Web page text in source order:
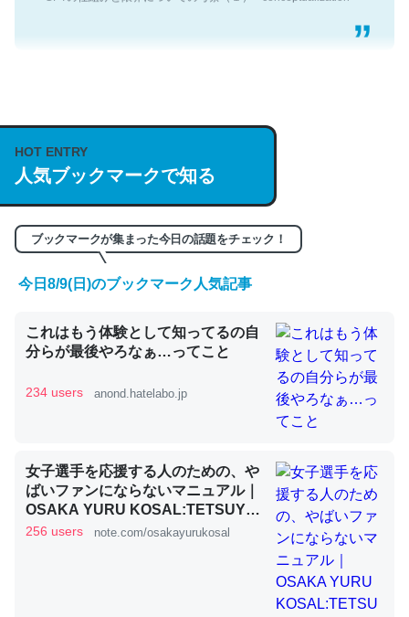
説してる記事が少ないので貴重な良記事。/続編来た
https://isobe324649.hatenablog.com/entry/2023/03/27
/064121
─GPTの仕組みと限界についての考察（１） - conceptualization
くらい。小説でいう「ずっと前の伏線」は回収されないけ
ど、短期記憶というには多い分量。進化すればするほど分
かりやすく強くなりそう
─GPTの仕組みと限界についての考察（１） - conceptualization
昆虫ってカルシウム少ないのか。知らんかった。調べたら
コオロギのカルシウム分はエビの600分の1程度。
─ニュース :: 【研究発表】昆虫学の大問題＝「昆虫はなぜ海にいな
HOT ENTRY
人気ブックマークで知る
ブックマークが集まった今日の話題をチェック！
今日8/9(日)のブックマーク人気記事
これはもう体験として知ってるの自
分らが最後やろなぁ…ってこと
234 users anond.hatelabo.jp
女子選手を応援する人のための、や
ばいファンにならないマニュアル｜
OSAKA YURU KOSAL:TETSUYA
KITAMOTO
256 users note.com/osakayurukosal